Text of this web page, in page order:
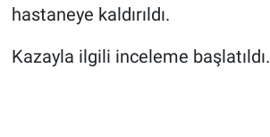
hastaneye kaldırıldı.
Kazayla ilgili inceleme başlatıldı.